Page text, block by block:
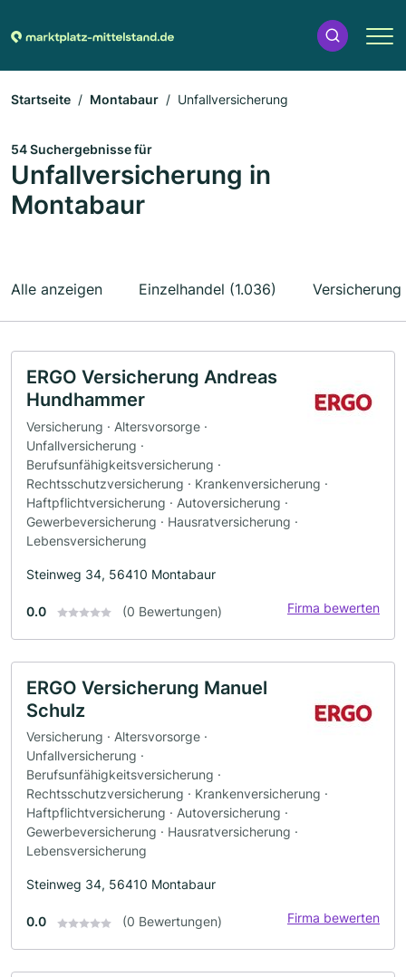
Startseite Montabaur Unfallversicherung
54 Suchergebnisse für
Unfallversicherung in
Montabaur
Alle anzeigen Einzelhandel (1.036)
ERGO Versicherung Andreas
Hundhammer
Versicherung · Altersvorsorge ·
Unfallversicherung ·
Berufsunfähigkeitsversicherung ·
Rechtsschutzversicherung · Krankenversicherung ·
Haftpflichtversicherung · Autoversicherung ·
Gewerbeversicherung · Hausratversicherung ·
Lebensversicherung
Steinweg 34, 56410 Montabaur
0.0 (0 Bewertungen) Firma bewerten
ERGO Versicherung Manuel
Schulz
Versicherung · Altersvorsorge ·
Unfallversicherung ·
Berufsunfähigkeitsversicherung ·
Rechtsschutzversicherung · Krankenversicherung ·
Haftpflichtversicherung · Autoversicherung ·
Gewerbeversicherung · Hausratversicherung ·
Lebensversicherung
Steinweg 34, 56410 Montabaur
0.0 (0 Bewertungen) Firma bewerten